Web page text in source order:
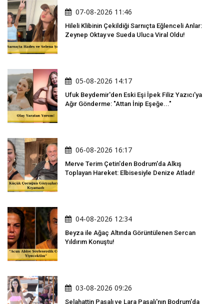
07-08-2026 11:46
Hileli Klibinin Çekildiği Sarnıçta Eğlenceli Anlar:
Zeynep Oktay ve Sueda Uluca Viral Oldu!
05-08-2026 14:17
Ufuk Beydemir'den Eski Eşi İpek Filiz Yazıcı'ya
Ağır Gönderme: "Attan İnip Eşeğe..."
06-08-2026 16:17
Merve Terim Çetin'den Bodrum'da Alkış
Toplayan Hareket: Elbisesiyle Denize Atladı!
04-08-2026 12:34
Beyza ile Ağaç Altında Görüntülenen Sercan
Yıldırım Konuştu!
03-08-2026 09:26
Selahattin Paşalı ve Lara Paşalı'nın Bodrum'da